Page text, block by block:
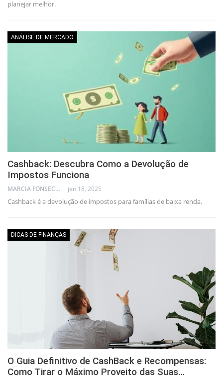
planejar melhor.
ANÁLISE DE MERCADO
Cashback: Descubra Como a Devolução de
Impostos Funciona
MARCIA FONSECA - FINANCIAL CONSULTANT jan 18, 2025
Cashback é a devolução de impostos para famílias de baixa renda.
DICAS DE FINANÇAS
O Guia Definitivo de CashBack e Recompensas:
Como Tirar o Máximo Proveito das Suas…